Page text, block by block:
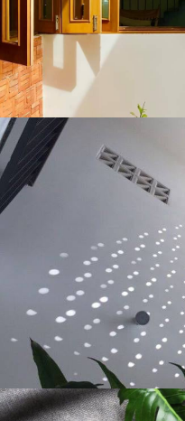
không khí ở những
trong lành.
Không gian
công cộng
Ngày nay, xu hướng
đang ngày càng trở
gió phù hợp với các
sân vườn hay khu
gian sống xanh mát
nhiên và con người.
gió điểm xuyết giữa
lưới, tạo nên không
Giá cả và